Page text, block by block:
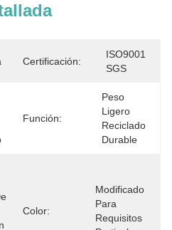
Certificación:
ISO9001
SGS
Función:
Peso
Ligero
Reciclado
Durable
Color:
Modificado
Para
Requisitos